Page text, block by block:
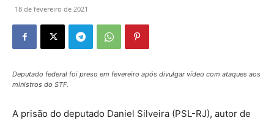
18 de fevereiro de 2021
Deputado federal foi preso em fevereiro após divulgar vídeo com ataques aos
ministros do STF.
A prisão do deputado Daniel Silveira (PSL-RJ), autor de